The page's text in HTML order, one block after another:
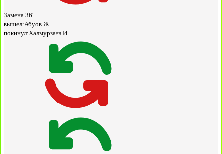
Замена 36'
вышел:Абуов Ж
покинул:Халмурзаев И